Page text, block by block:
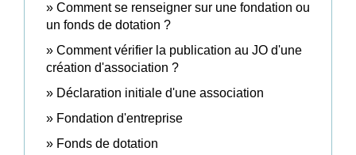
Comment se renseigner sur une fondation ou
un fonds de dotation ?
Comment vérifier la publication au JO d'une
création d'association ?
Déclaration initiale d'une association
Fondation d'entreprise
Fonds de dotation